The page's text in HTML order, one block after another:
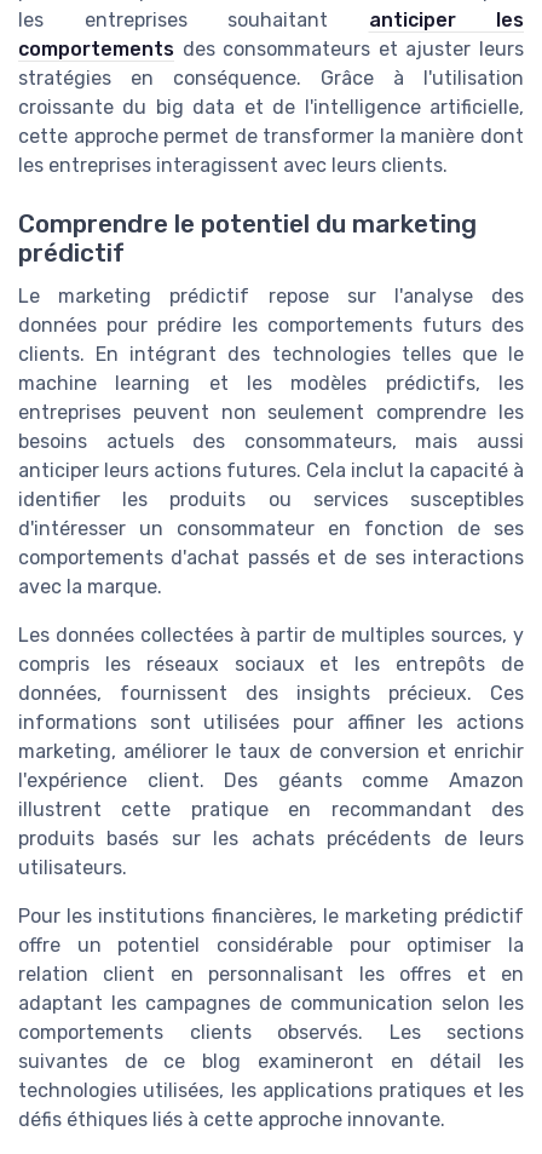
les entreprises souhaitant anticiper les
comportements des consommateurs et ajuster leurs
stratégies en conséquence. Grâce à l'utilisation
croissante du big data et de l'intelligence artificielle,
cette approche permet de transformer la manière dont
les entreprises interagissent avec leurs clients.
Comprendre le potentiel du marketing
prédictif
Le marketing prédictif repose sur l'analyse des
données pour prédire les comportements futurs des
clients. En intégrant des technologies telles que le
machine learning et les modèles prédictifs, les
entreprises peuvent non seulement comprendre les
besoins actuels des consommateurs, mais aussi
anticiper leurs actions futures. Cela inclut la capacité à
identifier les produits ou services susceptibles
d'intéresser un consommateur en fonction de ses
comportements d'achat passés et de ses interactions
avec la marque.
Les données collectées à partir de multiples sources, y
compris les réseaux sociaux et les entrepôts de
données, fournissent des insights précieux. Ces
informations sont utilisées pour affiner les actions
marketing, améliorer le taux de conversion et enrichir
l'expérience client. Des géants comme Amazon
illustrent cette pratique en recommandant des
produits basés sur les achats précédents de leurs
utilisateurs.
Pour les institutions financières, le marketing prédictif
offre un potentiel considérable pour optimiser la
relation client en personnalisant les offres et en
adaptant les campagnes de communication selon les
comportements clients observés. Les sections
suivantes de ce blog examineront en détail les
technologies utilisées, les applications pratiques et les
défis éthiques liés à cette approche innovante.